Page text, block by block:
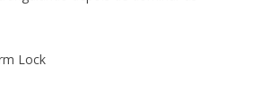
Lock